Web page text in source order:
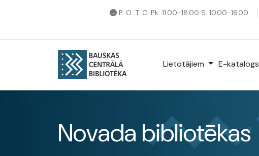
P. O. T. C. Pk: 11.00-18.00 S: 10.00-16.00
Lietotājiem E-katalogs
Novada bibliotēkas